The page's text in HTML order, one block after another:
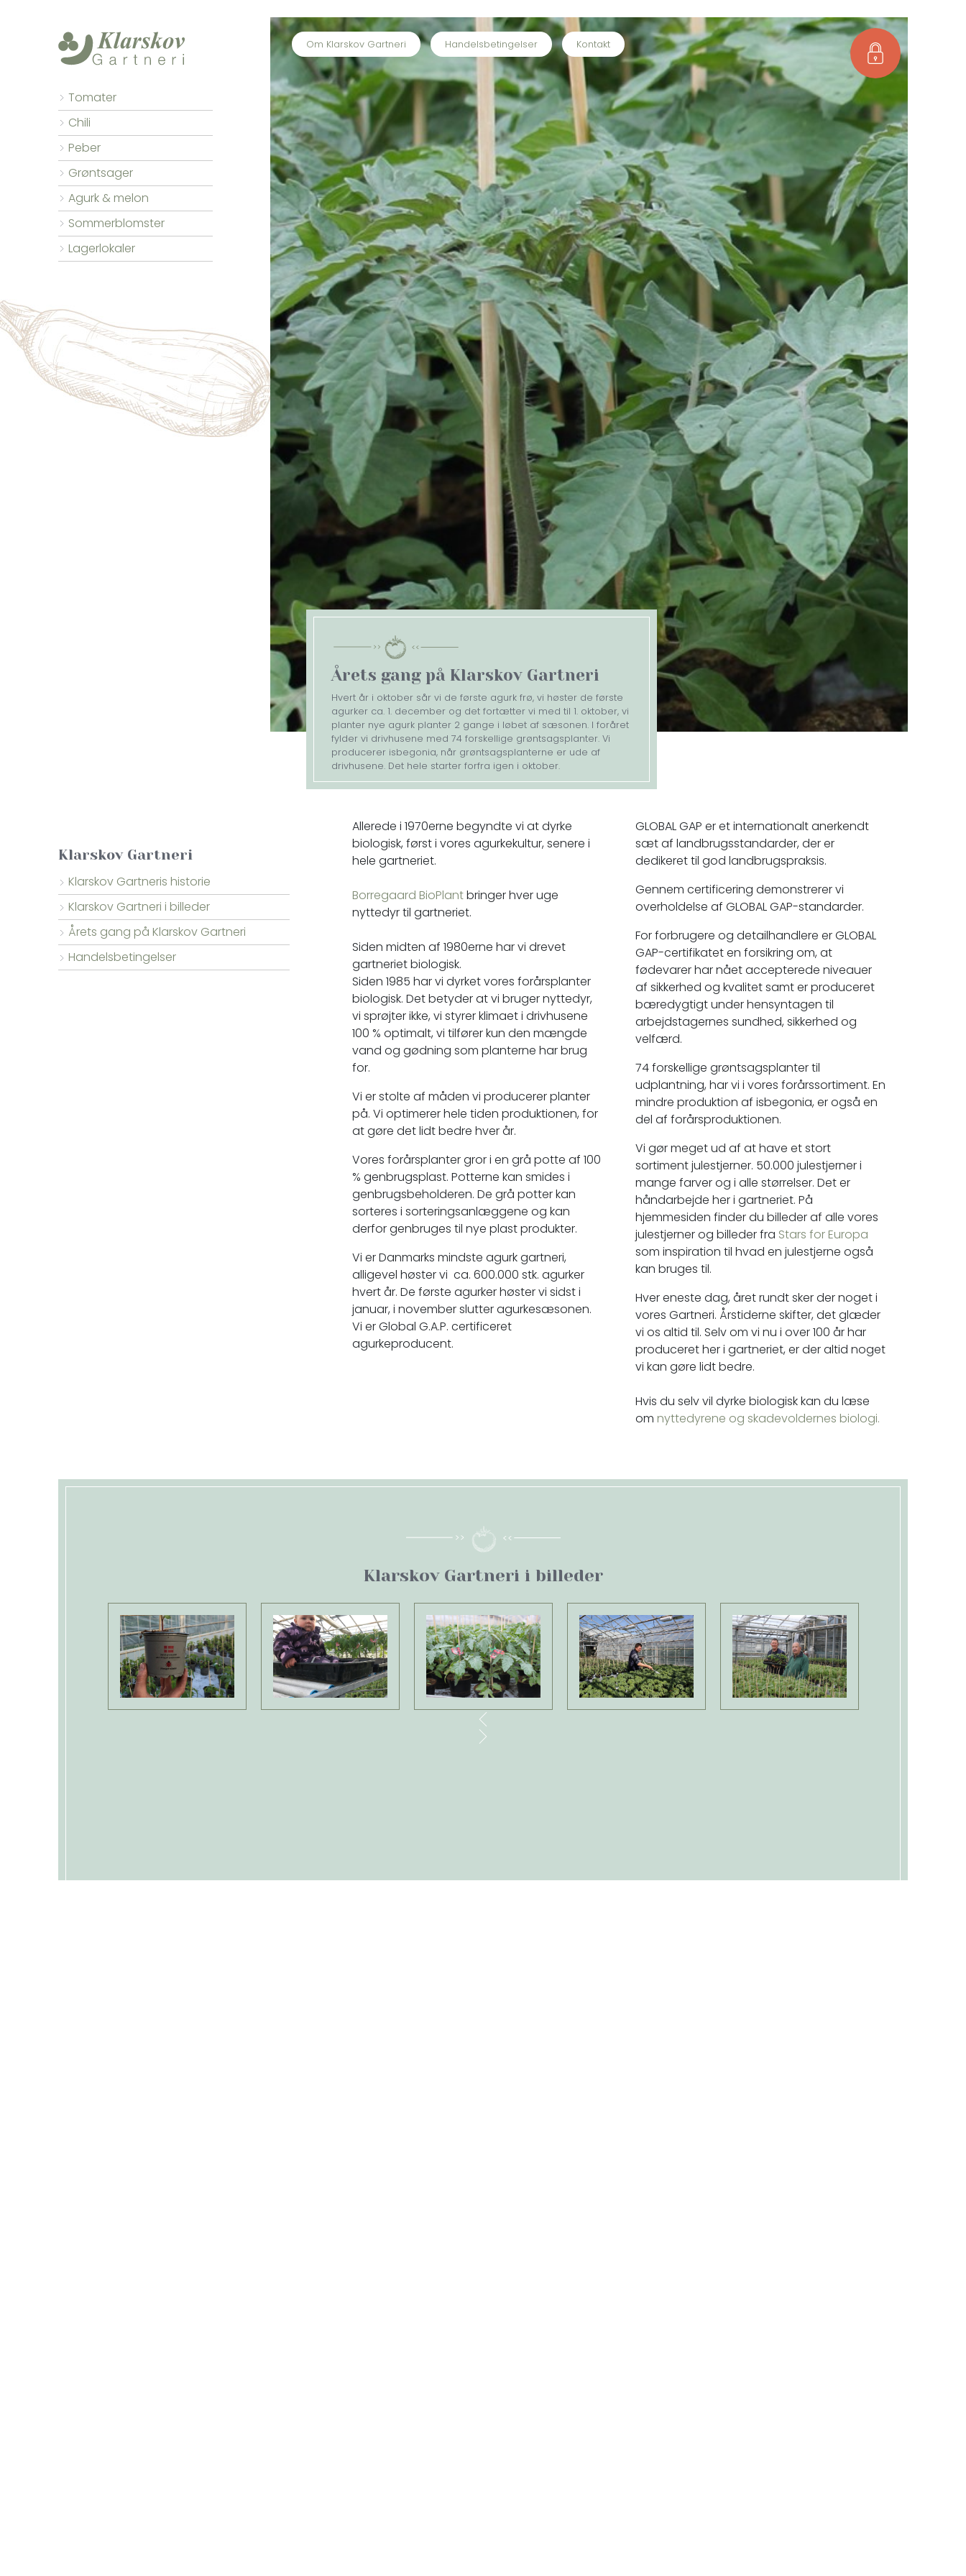
Tomater
Chili
Peber
Grøntsager
Agurk & melon
Sommerblomster
Lagerlokaler
Om Klarskov Gartneri Handelsbetingelser Kontakt
Årets gang på Klarskov Gartneri
Hvert år i oktober sår vi de første agurk frø, vi høster de første
agurker ca. 1. december og det fortætter vi med til 1. oktober, vi
planter nye agurk planter 2 gange i løbet af sæsonen. I foråret
fylder vi drivhusene med 74 forskellige grøntsagsplanter. Vi
producerer isbegonia, når grøntsagsplanterne er ude af
drivhusene. Det hele starter forfra igen i oktober.
Klarskov Gartneri
Klarskov Gartneris historie
Klarskov Gartneri i billeder
Årets gang på Klarskov Gartneri
Handelsbetingelser
Allerede i 1970erne begyndte vi at dyrke
biologisk, først i vores agurkekultur, senere i
hele gartneriet.
Borregaard BioPlantbringer hver uge
nyttedyr til gartneriet.
Siden midten af 1980erne har vi drevet
gartneriet biologisk.
Siden 1985 har vi dyrket vores forårsplanter
biologisk. Det betyder at vi bruger nyttedyr,
vi sprøjter ikke, vi styrer klimaet i drivhusene
100 % optimalt, vi tilfører kun den mængde
vand og gødning som planterne har brug
for.
Vi er stolte af måden vi producerer planter
på. Vi optimerer hele tiden produktionen, for
at gøre det lidt bedre hver år.
Vores forårsplanter gror i en grå potte af 100
% genbrugsplast. Potterne kan smides i
genbrugsbeholderen. De grå potter kan
sorteres i sorteringsanlæggene og kan
derfor genbruges til nye plast produkter.
Vi er Danmarks mindste agurk gartneri,
alligevel høster vi ca. 600.000 stk. agurker
hvert år. De første agurker høster vi sidst i
januar, i november slutter agurkesæsonen.
Vi er Global G.A.P. certificeret
agurkeproducent.
GLOBAL GAP er et internationalt anerkendt
sæt af landbrugsstandarder, der er
dedikeret til god landbrugspraksis.
Gennem certificering demonstrerer vi
overholdelse af GLOBAL GAP-standarder.
For forbrugere og detailhandlere er GLOBAL
GAP-certifikatet en forsikring om, at
fødevarer har nået accepterede niveauer
af sikkerhed og kvalitet samt er produceret
bæredygtigt under hensyntagen til
arbejdstagernes sundhed, sikkerhed og
velfærd.
74 forskellige grøntsagsplanter til
udplantning, har vi i vores forårssortiment. En
mindre produktion af isbegonia, er også en
del af forårsproduktionen.
Vi gør meget ud af at have et stort
sortiment julestjerner. 50.000 julestjerner i
mange farver og i alle størrelser. Det er
håndarbejde her i gartneriet. På
hjemmesiden finder du billeder af alle vores
julestjerner og billeder fra Stars for Europa
som inspiration til hvad en julestjerne også
kan bruges til.
Hver eneste dag, året rundt sker der noget i
vores Gartneri. Årstiderne skifter, det glæder
vi os altid til. Selv om vi nu i over 100 år har
produceret her i gartneriet, er der altid noget
vi kan gøre lidt bedre.
Hvis du selv vil dyrke biologisk kan du læse
om nyttedyrene og skadevoldernes biologi.
Klarskov Gartneri i billeder